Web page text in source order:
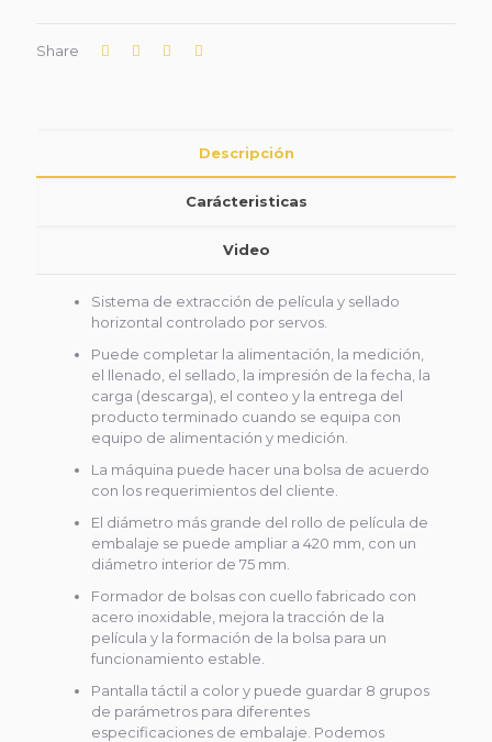
Share
Descripción
Carácteristicas
Video
Sistema de extracción de película y sellado
horizontal controlado por servos.
Puede completar la alimentación, la medición,
el llenado, el sellado, la impresión de la fecha, la
carga (descarga), el conteo y la entrega del
producto terminado cuando se equipa con
equipo de alimentación y medición.
La máquina puede hacer una bolsa de acuerdo
con los requerimientos del cliente.
El diámetro más grande del rollo de película de
embalaje se puede ampliar a 420 mm, con un
diámetro interior de 75 mm.
Formador de bolsas con cuello fabricado con
acero inoxidable, mejora la tracción de la
película y la formación de la bolsa para un
funcionamiento estable.
Pantalla táctil a color y puede guardar 8 grupos
de parámetros para diferentes
especificaciones de embalaje. Podemos